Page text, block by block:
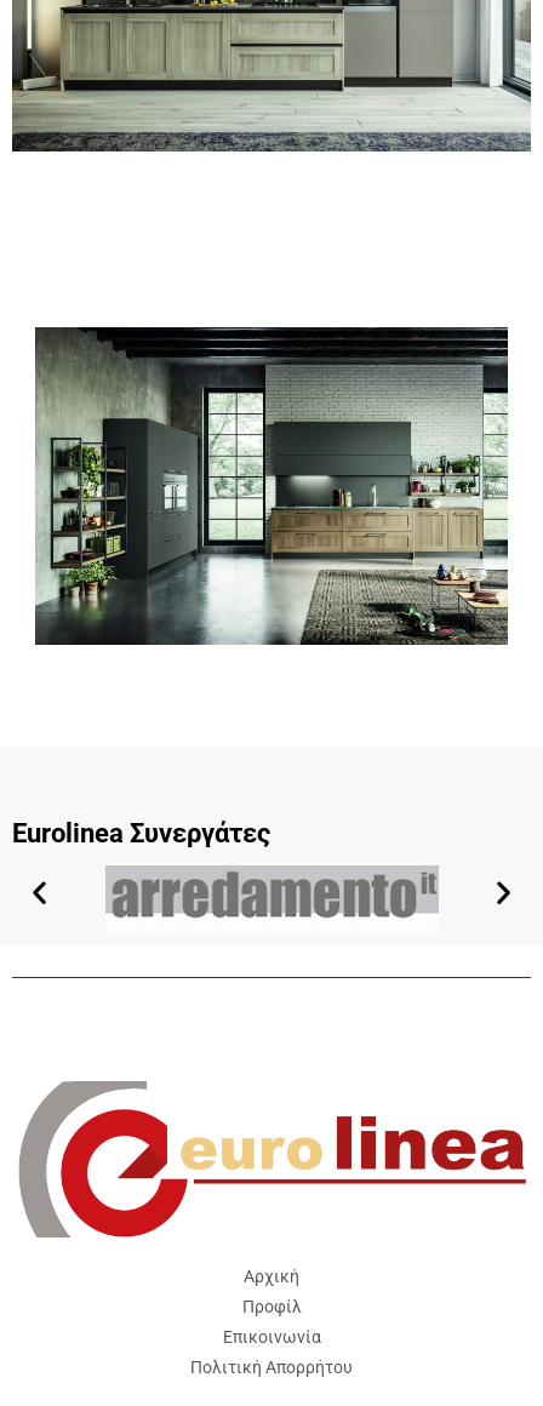
Eurolinea Συνεργάτες
Αρχική
Προφίλ
Επικοινωνία
Πολιτική Απορρήτου